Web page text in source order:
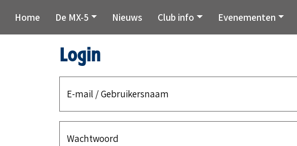
Home De MX-5 Nieuws Club info Evenementen
Login
E-mail / Gebruikersnaam
Wachtwoord